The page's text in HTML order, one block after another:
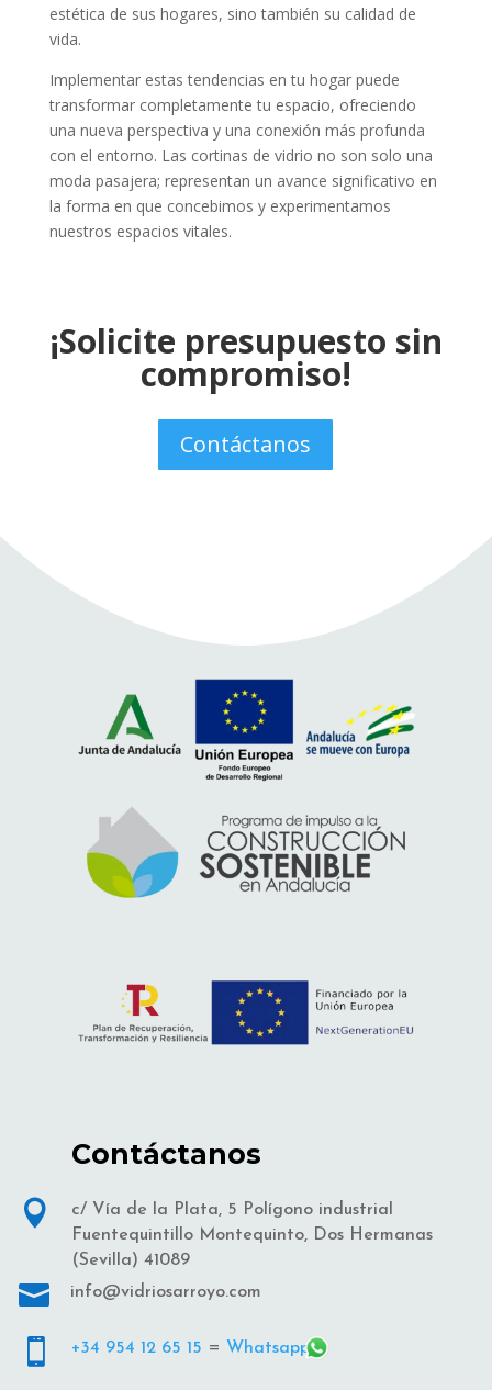
estética de sus hogares, sino también su calidad de
vida.
Implementar estas tendencias en tu hogar puede
transformar completamente tu espacio, ofreciendo
una nueva perspectiva y una conexión más profunda
con el entorno. Las cortinas de vidrio no son solo una
moda pasajera; representan un avance significativo en
la forma en que concebimos y experimentamos
nuestros espacios vitales.
¡Solicite presupuesto sin
compromiso!
Contáctanos
Contáctanos

c/ Vía de la Plata, 5 Polígono industrial
Fuentequintillo Montequinto, Dos Hermanas
(Sevilla) 41089
 info@vidriosarroyo.com
 +34 954 12 65 15 = Whatsapp